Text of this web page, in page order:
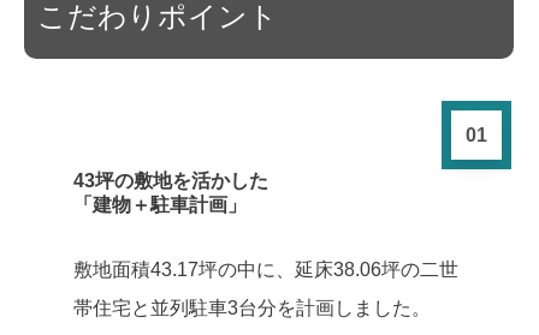
こだわりポイント
01
43坪の敷地を活かした
「建物＋駐車計画」
敷地面積43.17坪の中に、延床38.06坪の二世
帯住宅と並列駐車3台分を計画しました。